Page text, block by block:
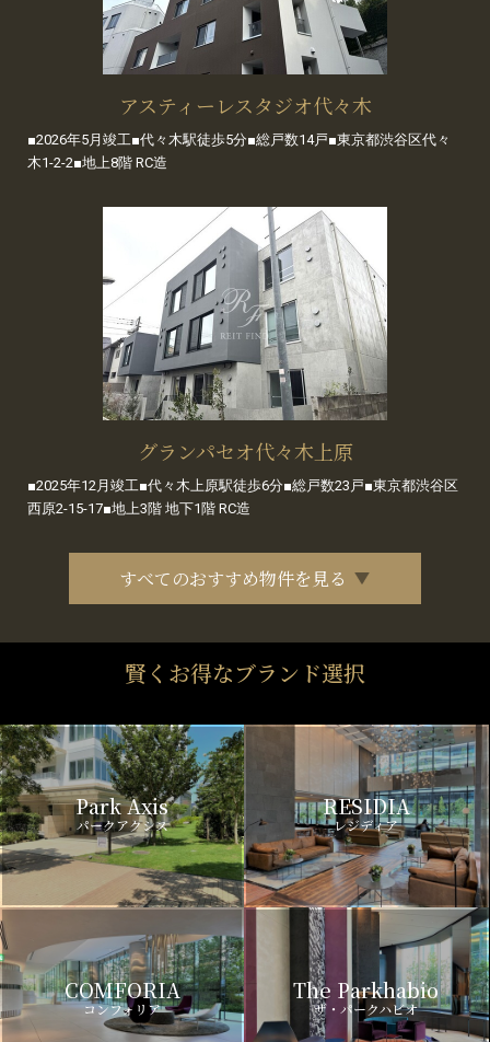
アスティーレスタジオ代々木
■2026年5月竣工■代々木駅徒歩5分■総戸数14戸■東京都渋谷区代々
木1-2-2■地上8階 RC造
グランパセオ代々木上原
■2025年12月竣工■代々木上原駅徒歩6分■総戸数23戸■東京都渋谷区
西原2-15-17■地上3階 地下1階 RC造
すべてのおすすめ物件を見る
賢くお得なブランド選択
Park Axis
パークアクシス
RESIDIA
レジディア
COMFORIA
コンフォリア
The Parkhabio
ザ・パークハビオ